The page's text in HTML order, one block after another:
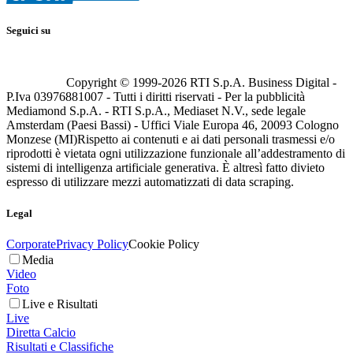
Seguici su
Copyright © 1999-2026 RTI S.p.A. Business Digital -
P.Iva 03976881007 - Tutti i diritti riservati - Per la pubblicità
Mediamond S.p.A. - RTI S.p.A., Mediaset N.V., sede legale
Amsterdam (Paesi Bassi) - Uffici Viale Europa 46, 20093 Cologno
Monzese (MI)Rispetto ai contenuti e ai dati personali trasmessi e/o
riprodotti è vietata ogni utilizzazione funzionale all’addestramento di
sistemi di intelligenza artificiale generativa. È altresì fatto divieto
espresso di utilizzare mezzi automatizzati di data scraping.
Legal
CorporatePrivacy PolicyCookie Policy
Media
Video
Foto
Live e Risultati
Live
Diretta Calcio
Risultati e Classifiche